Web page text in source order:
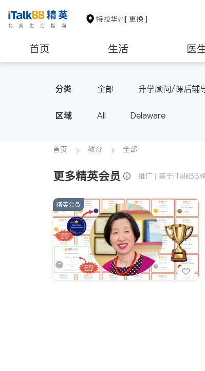
特拉华州[ 更换 ]
首页 生活 医
分类 全部 升学顾问/课后辅
区域 All Delaware
首页 教育 全部
更多精英会员 推广 | 基于iTalkBB
精英会员